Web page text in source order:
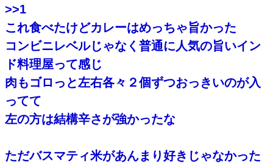
>>1
これ食べたけどカレーはめっちゃ旨かった
コンビニレベルじゃなく普通に人気の旨いイン
ド料理屋って感じ
肉もゴロっと左右各々２個ずつおっきいのが入
ってて
左の方は結構辛さが強かったな
ただバスマティ米があんまり好きじゃなかった